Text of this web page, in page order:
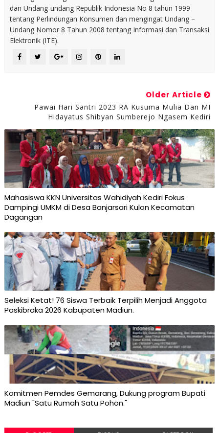
dan Undang-undang Republik Indonesia No 8 tahun 1999
tentang Perlindungan Konsumen dan mengingat Undang –
Undang Nomor 8 Tahun 2008 tentang Informasi dan Transaksi
Elektronik (ITE).
Older Article
Pawai Hari Santri 2023 RA Kusuma Mulia Dan MI
Hidayatus Shibyan Sumberejo Ngasem Kediri
Mahasiswa KKN Universitas Wahidiyah Kediri Fokus
Dampingi UMKM di Desa Banjarsari Kulon Kecamatan
Dagangan
Seleksi Ketat! 76 Siswa Terbaik Terpilih Menjadi Anggota
Paskibraka 2026 Kabupaten Madiun.
Komitmen Pemdes Gemarang, Dukung program Bupati
Madiun "Satu Rumah Satu Pohon."